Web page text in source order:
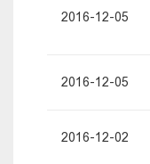
2016-12-05
2016-12-05
2016-12-02